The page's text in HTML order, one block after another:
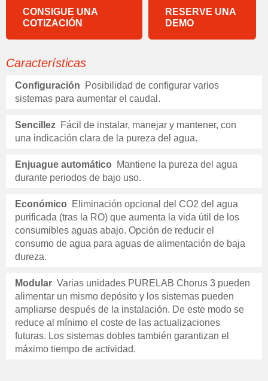
CONSIGUE UNA
COTIZACIÓN
RESERVE UNA
DEMO
Características
Configuración Posibilidad de configurar varios
sistemas para aumentar el caudal.
Sencillez Fácil de instalar, manejar y mantener, con
una indicación clara de la pureza del agua.
Enjuague automático Mantiene la pureza del agua
durante periodos de bajo uso.
Económico
Eliminación opcional del CO2 del agua
purificada (tras la RO) que aumenta la vida útil de los
consumibles aguas abajo. Opción de reducir el
consumo de agua para aguas de alimentación de baja
dureza.
Modular Varias unidades PURELAB Chorus 3 pueden
alimentar un mismo depósito y los sistemas pueden
ampliarse después de la instalación. De este modo se
reduce al mínimo el coste de las actualizaciones
futuras. Los sistemas dobles también garantizan el
máximo tiempo de actividad.